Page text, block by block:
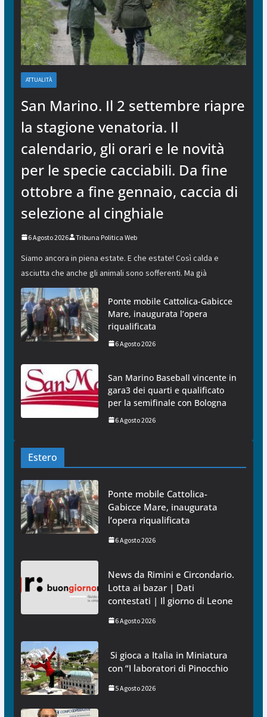
ATTUALITÀ
San Marino. Il 2 settembre riapre
la stagione venatoria. Il
calendario, gli orari e le novità
per le specie cacciabili. Da fine
ottobre a fine gennaio, caccia di
selezione al cinghiale
6 Agosto 2026 Tribuna Politica Web
Siamo ancora in piena estate. E che estate! Così calda e
asciutta che anche gli animali sono sofferenti. Ma già
Ponte mobile Cattolica-Gabicce
Mare, inaugurata l’opera
riqualificata
6 Agosto 2026
San Marino Baseball vincente in
gara3 dei quarti e qualificato
per la semifinale con Bologna
6 Agosto 2026
Estero
Ponte mobile Cattolica-
Gabicce Mare, inaugurata
l’opera riqualificata
6 Agosto 2026
News da Rimini e Circondario.
Lotta ai bazar | Dati
contestati | Il giorno di Leone
6 Agosto 2026
Si gioca a Italia in Miniatura
con “I laboratori di Pinocchio
5 Agosto 2026